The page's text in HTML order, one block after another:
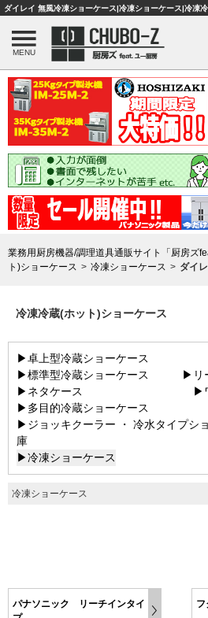
MENU
業務用厨房機器/調理道具通販サイト「厨房ズ
ト)ショーケース
冷凍ショーケース ダイ
冷凍冷蔵(ホット)ショーケース
▶卓上型冷蔵ショーケース
▶標準型冷蔵ショーケース
▶リ
▶ネタケース
▶
▶多目的冷蔵ショーケース
▶ジョッキクーラー ・ 冷水タイプシ
庫
▶冷凍ショーケース
冷凍ショーケース
パナソニック リーチインタイ